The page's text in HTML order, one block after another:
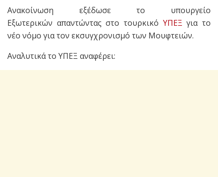
Ανακοίνωση εξέδωσε το υπουργείο
Εξωτερικών απαντώντας στο τουρκικό ΥΠΕΞ για το
νέο νόμο για τον εκσυγχρονισμό των Μουφτειών.
Αναλυτικά το ΥΠΕΞ αναφέρει: